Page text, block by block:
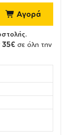
Αγορά
35€ σε όλη την